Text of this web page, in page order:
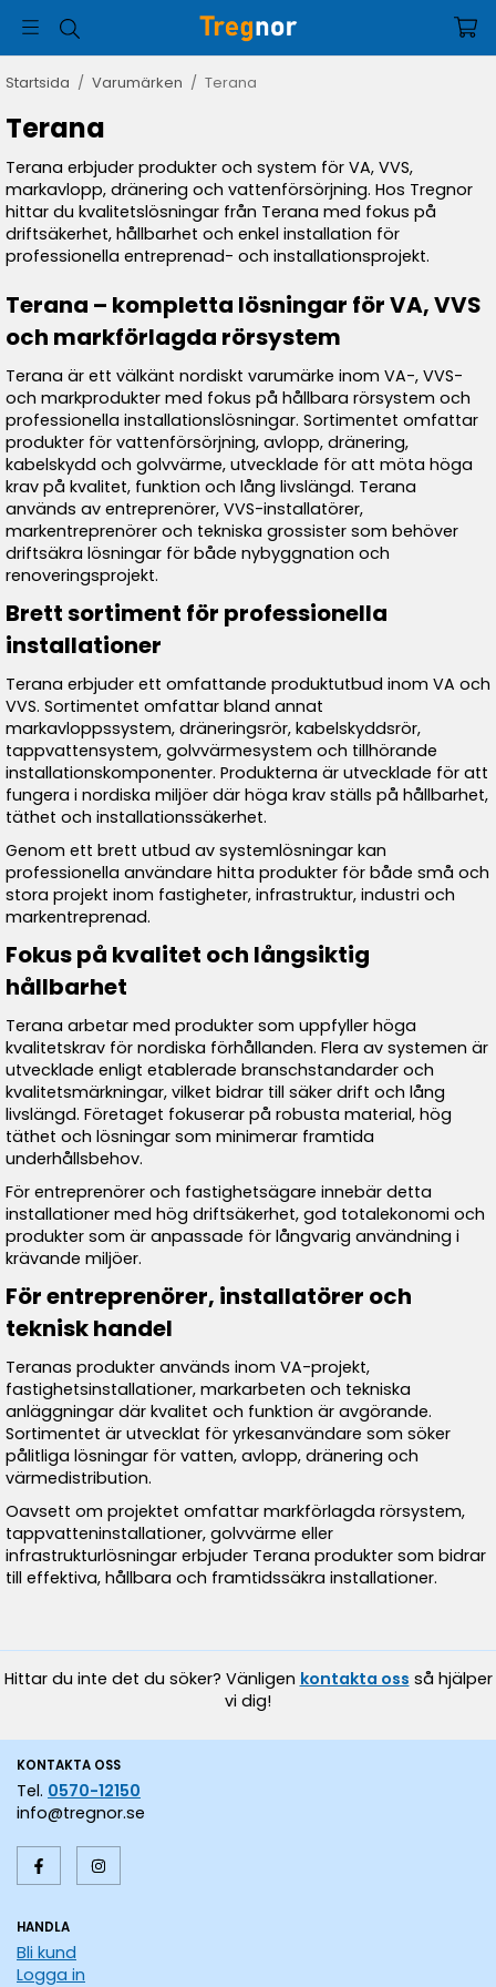
Startsida / Varumärken / Terana
Terana
Terana erbjuder produkter och system för VA, VVS,
markavlopp, dränering och vattenförsörjning. Hos Tregnor
hittar du kvalitetslösningar från Terana med fokus på
driftsäkerhet, hållbarhet och enkel installation för
professionella entreprenad- och installationsprojekt.
Terana – kompletta lösningar för VA, VVS
och markförlagda rörsystem
Terana är ett välkänt nordiskt varumärke inom VA-, VVS-
och markprodukter med fokus på hållbara rörsystem och
professionella installationslösningar. Sortimentet omfattar
produkter för vattenförsörjning, avlopp, dränering,
kabelskydd och golvvärme, utvecklade för att möta höga
krav på kvalitet, funktion och lång livslängd. Terana
används av entreprenörer, VVS-installatörer,
markentreprenörer och tekniska grossister som behöver
driftsäkra lösningar för både nybyggnation och
renoveringsprojekt.
Brett sortiment för professionella
installationer
Terana erbjuder ett omfattande produktutbud inom VA och
VVS. Sortimentet omfattar bland annat
markavloppssystem, dräneringsrör, kabelskyddsrör,
tappvattensystem, golvvärmesystem och tillhörande
installationskomponenter. Produkterna är utvecklade för att
fungera i nordiska miljöer där höga krav ställs på hållbarhet,
täthet och installationssäkerhet.
Genom ett brett utbud av systemlösningar kan
professionella användare hitta produkter för både små och
stora projekt inom fastigheter, infrastruktur, industri och
markentreprenad.
Fokus på kvalitet och långsiktig
hållbarhet
Terana arbetar med produkter som uppfyller höga
kvalitetskrav för nordiska förhållanden. Flera av systemen är
utvecklade enligt etablerade branschstandarder och
kvalitetsmärkningar, vilket bidrar till säker drift och lång
livslängd. Företaget fokuserar på robusta material, hög
täthet och lösningar som minimerar framtida
underhållsbehov.
För entreprenörer och fastighetsägare innebär detta
installationer med hög driftsäkerhet, god totalekonomi och
produkter som är anpassade för långvarig användning i
krävande miljöer.
För entreprenörer, installatörer och
teknisk handel
Teranas produkter används inom VA-projekt,
fastighetsinstallationer, markarbeten och tekniska
anläggningar där kvalitet och funktion är avgörande.
Sortimentet är utvecklat för yrkesanvändare som söker
pålitliga lösningar för vatten, avlopp, dränering och
värmedistribution.
Oavsett om projektet omfattar markförlagda rörsystem,
tappvatteninstallationer, golvvärme eller
infrastrukturlösningar erbjuder Terana produkter som bidrar
till effektiva, hållbara och framtidssäkra installationer.
Hittar du inte det du söker? Vänligen kontakta oss så hjälper
vi dig!
KONTAKTA OSS
Tel. 0570-12150
info@tregnor.se
HANDLA
Bli kund
Logga in